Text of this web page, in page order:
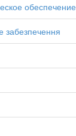
обеспечение
забезпечення